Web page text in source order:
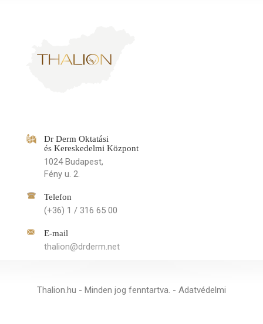
Dr Derm Oktatási
és Kereskedelmi Központ
1024 Budapest,
Fény u. 2.
Telefon
(+36) 1 / 316 65 00
E-mail
thalion@drderm.net
Thalion.hu - Minden jog fenntartva. - Adatvédelmi